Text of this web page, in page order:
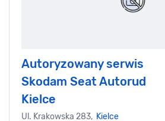
Autoryzowany serwis
Skodam Seat Autorud
Kielce
Ul. Krakowska 283, Kielce